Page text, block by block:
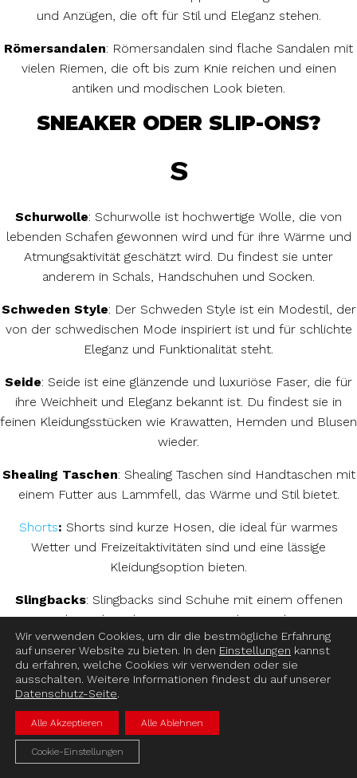
und Anzügen, die oft für Stil und Eleganz stehen.
Römersandalen: Römersandalen sind flache Sandalen mit
vielen Riemen, die oft bis zum Knie reichen und einen
antiken und modischen Look bieten.
SNEAKER ODER SLIP-ONS?
S
Schurwolle: Schurwolle ist hochwertige Wolle, die von
lebenden Schafen gewonnen wird und für ihre Wärme und
Atmungsaktivität geschätzt wird. Du findest sie unter
anderem in Schals, Handschuhen und Socken.
Schweden Style: Der Schweden Style ist ein Modestil, der
von der schwedischen Mode inspiriert ist und für schlichte
Eleganz und Funktionalität steht.
Seide: Seide ist eine glänzende und luxuriöse Faser, die für
ihre Weichheit und Eleganz bekannt ist. Du findest sie in
feinen Kleidungsstücken wie Krawatten, Hemden und Blusen
wieder.
Shealing Taschen: Shealing Taschen sind Handtaschen mit
einem Futter aus Lammfell, das Wärme und Stil bietet.
Shorts: Shorts sind kurze Hosen, die ideal für warmes
Wetter und Freizeitaktivitäten sind und eine lässige
Kleidungsoption bieten.
Slingbacks: Slingbacks sind Schuhe mit einem offenen
Fersenbereich und einem Riemen, der um die Ferse
verläuft, für einen eleganten und femininen Look.
Slip-Ons: Slip Ons sind bequeme Schuhe ohne
Schnürsenkel, die einfach anzuziehen sind und einen legeren
Stil vermitteln.
Smoking: Ein Smoking ist ein äußerst formeller
Herrenanzug, der für Galaabende und Hochzeiten geeignet
Wir verwenden Cookies, um dir die bestmögliche Erfahrung
auf unserer Website zu bieten. In den Einstellungen kannst
du erfahren, welche Cookies wir verwenden oder sie
ausschalten. Weitere Informationen findest du auf unserer
Datenschutz-Seite.
Alle Akzeptieren Alle Ablehnen
Cookie-Einstellungen